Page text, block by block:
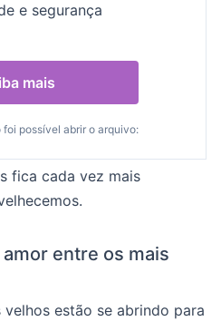
e segurança
mais
foi possível abrir o arquivo:
fica cada vez mais
entre os mais
velhos estão se abrindo para